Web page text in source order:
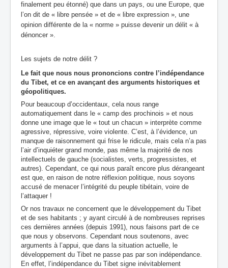
finalement peu étonné) que dans un pays, ou une Europe, que
l’on dit de « libre pensée » et de « libre expression », une
opinion différente de la « norme » puisse devenir un délit « à
dénoncer ».
Les sujets de notre délit ?
Le fait que nous nous prononcions contre l’indépendance
du Tibet, et ce en avançant des arguments historiques et
géopolitiques.
Pour beaucoup d’occidentaux, cela nous range
automatiquement dans le « camp des prochinois » et nous
donne une image que le « tout un chacun » interprète comme
agressive, répressive, voire violente. C’est, à l’évidence, un
manque de raisonnement qui frise le ridicule, mais cela n’a pas
l’air d’inquiéter grand monde, pas même la majorité de nos
intellectuels de gauche (socialistes, verts, progressistes, et
autres). Cependant, ce qui nous paraît encore plus dérangeant
est que, en raison de notre réflexion politique, nous soyons
accusé de menacer l’intégrité du peuple tibétain, voire de
l’attaquer !
Or nos travaux ne concernent que le développement du Tibet
et de ses habitants ; y ayant circulé à de nombreuses reprises
ces dernières années (depuis 1991), nous faisons part de ce
que nous y observons. Cependant nous soutenons, avec
arguments à l’appui, que dans la situation actuelle, le
développement du Tibet ne passe pas par son indépendance.
En effet, l’indépendance du Tibet signe inévitablement